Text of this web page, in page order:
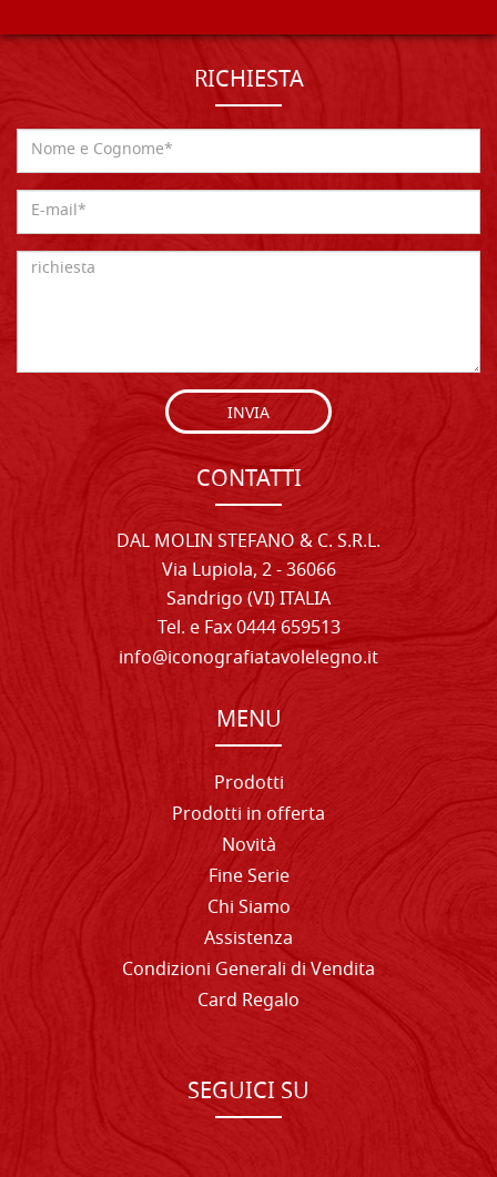
RICHIESTA
INVIA
CONTATTI
DAL MOLIN STEFANO & C. S.R.L.
Via Lupiola, 2 - 36066
Sandrigo (VI) ITALIA
Tel. e Fax 0444 659513
info@iconografiatavolelegno.it
MENU
Prodotti
Prodotti in offerta
Novità
Fine Serie
Chi Siamo
Assistenza
Condizioni Generali di Vendita
Card Regalo
SEGUICI SU